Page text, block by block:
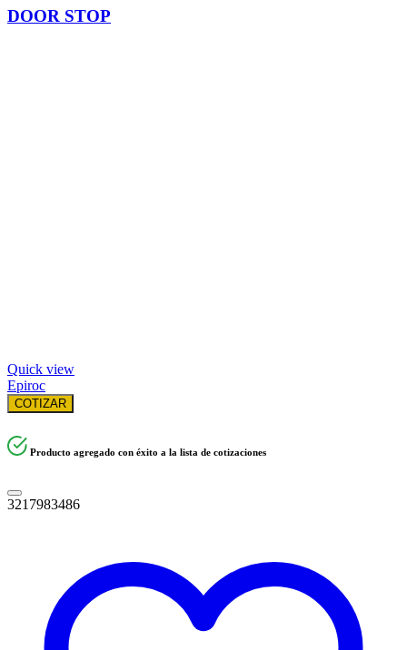
DOOR STOP
Quick view
Epiroc
COTIZAR
Producto agregado con éxito a la lista de cotizaciones
3217983486